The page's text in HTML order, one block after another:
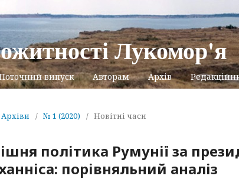
Лукомор'я
випуск Авторам Архів
Архіви / № 1 (2020) / Новітні часи
політика Румунії за
порівняльний аналіз